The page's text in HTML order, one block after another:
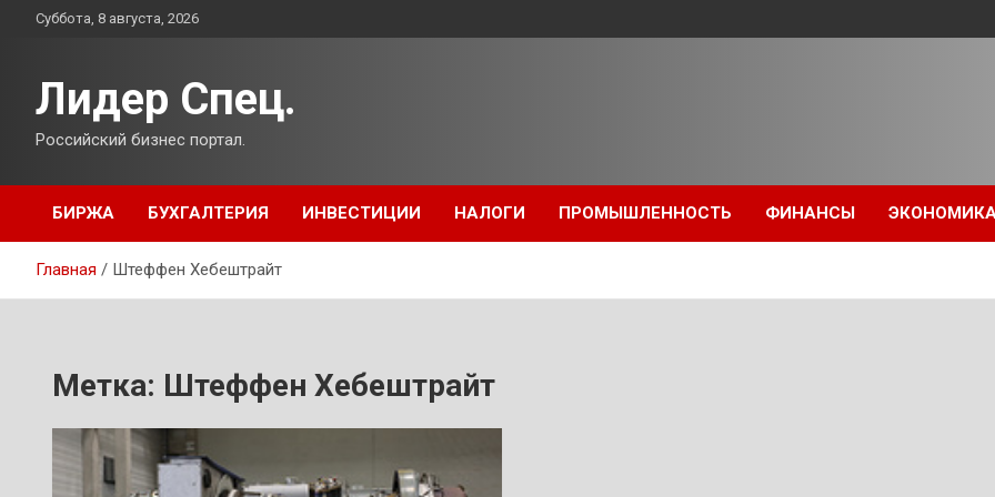
ПерейтиСуббота, 8 августа, 2026
Лидер Спец.
Российский бизнес портал.
БИРЖА БУХГАЛТЕРИЯ ИНВЕСТИЦИИ НАЛОГИ ПРОМЫШЛЕННОСТЬ ФИНАНСЫ
Главная Штеффен Хебештрайт
Метка: Штеффен Хебештрайт